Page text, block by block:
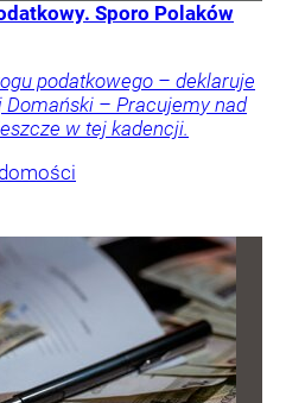
Sporo Polaków
podatkowego – deklaruje
– Pracujemy nad
w tej kadencji.